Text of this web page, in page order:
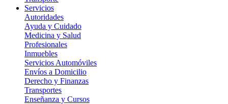
Servicios
Autoridades
Ayuda y Cuidado
Medicina y Salud
Profesionales
Inmuebles
Servicios Automóviles
Envíos a Domicilio
Derecho y Finanzas
Transportes
Enseñanza y Cursos